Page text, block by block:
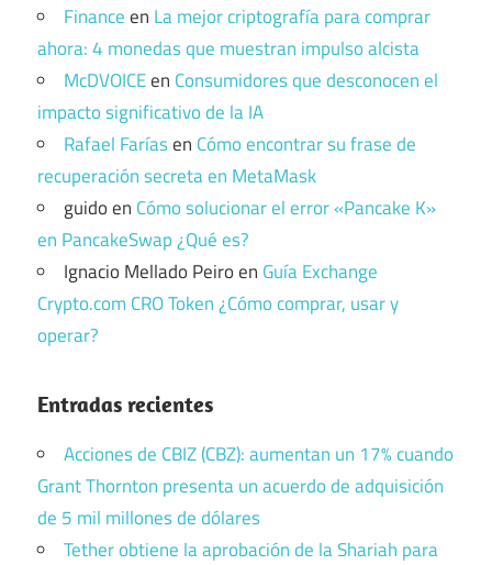
Financeen La mejor criptografía para comprar
ahora: 4 monedas que muestran impulso alcista
McDVOICEen Consumidores que desconocen el
impacto significativo de la IA
Rafael Faríasen Cómo encontrar su frase de
recuperación secreta en MetaMask
guidoen Cómo solucionar el error «Pancake K»
en PancakeSwap ¿Qué es?
Ignacio Mellado Peiroen Guía Exchange
Crypto.com CRO Token ¿Cómo comprar, usar y
operar?
Entradas recientes
Acciones de CBIZ (CBZ): aumentan un 17% cuando
Grant Thornton presenta un acuerdo de adquisición
de 5 mil millones de dólares
Tether obtiene la aprobación de la Shariah para